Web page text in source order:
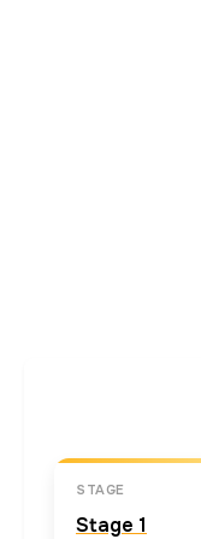
STAGE
Stage 1